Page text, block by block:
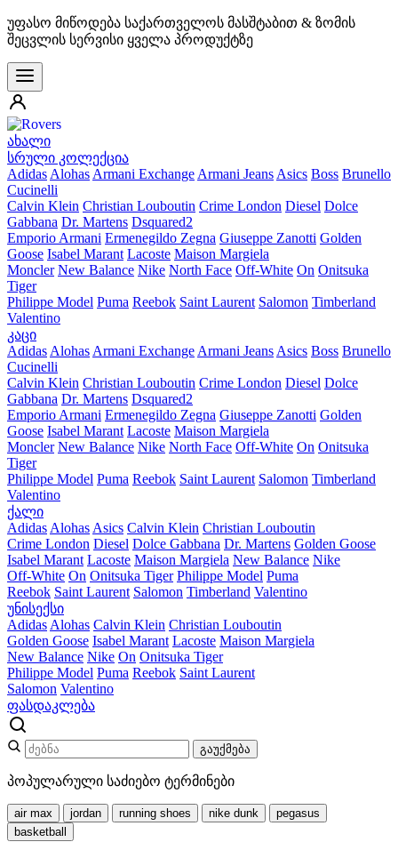
უფასო მიწოდება საქართველოს მასშტაბით & ზომის
შეცვლის სერვისი ყველა პროდუქტზე
ახალი
სრული კოლექცია
Adidas Alohas Armani Exchange Armani Jeans Asics Boss Brunello
Cucinelli
Calvin Klein Christian Louboutin Crime London Diesel Dolce
Gabbana Dr. Martens Dsquared2
Emporio Armani Ermenegildo Zegna Giuseppe Zanotti Golden
Goose Isabel Marant Lacoste Maison Margiela
Moncler New Balance Nike North Face Off-White On Onitsuka
Tiger
Philippe Model Puma Reebok Saint Laurent Salomon Timberland
Valentino
კაცი
Adidas Alohas Armani Exchange Armani Jeans Asics Boss Brunello
Cucinelli
Calvin Klein Christian Louboutin Crime London Diesel Dolce
Gabbana Dr. Martens Dsquared2
Emporio Armani Ermenegildo Zegna Giuseppe Zanotti Golden
Goose Isabel Marant Lacoste Maison Margiela
Moncler New Balance Nike North Face Off-White On Onitsuka
Tiger
Philippe Model Puma Reebok Saint Laurent Salomon Timberland
Valentino
ქალი
Adidas Alohas Asics Calvin Klein Christian Louboutin
Crime London Diesel Dolce Gabbana Dr. Martens Golden Goose
Isabel Marant Lacoste Maison Margiela New Balance Nike
Off-White On Onitsuka Tiger Philippe Model Puma
Reebok Saint Laurent Salomon Timberland Valentino
უნისექსი
Adidas Alohas Calvin Klein Christian Louboutin
Golden Goose Isabel Marant Lacoste Maison Margiela
New Balance Nike On Onitsuka Tiger
Philippe Model Puma Reebok Saint Laurent
Salomon Valentino
ფასდაკლება
გაუქმება
პოპულარული საძიებო ტერმინები
air max jordan running shoes nike dunk
pegasus
basketball